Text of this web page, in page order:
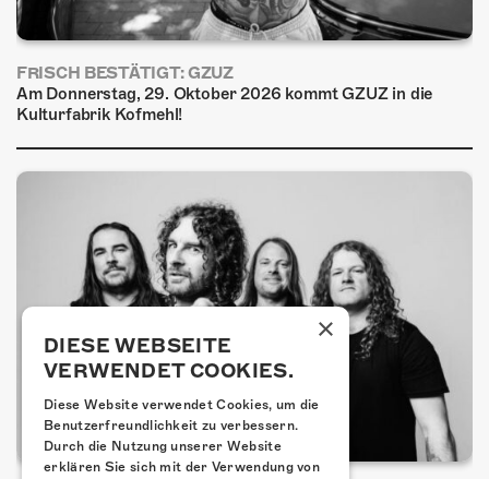
FRISCH BESTÄTIGT: GZUZ
Am Donnerstag, 29. Oktober 2026 kommt GZUZ in die
Kulturfabrik Kofmehl!
×
DIESE WEBSEITE
VERWENDET COOKIES.
Diese Website verwendet Cookies, um die
Benutzerfreundlichkeit zu verbessern.
Durch die Nutzung unserer Website
erklären Sie sich mit der Verwendung von